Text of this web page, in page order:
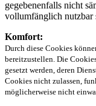
gegebenenfalls nicht
vollumfänglich nutzbar
Komfort:
Durch diese Cookies
bereitzustellen. Die
gesetzt werden, deren
Cookies nicht zulassen,
möglicherweise nicht